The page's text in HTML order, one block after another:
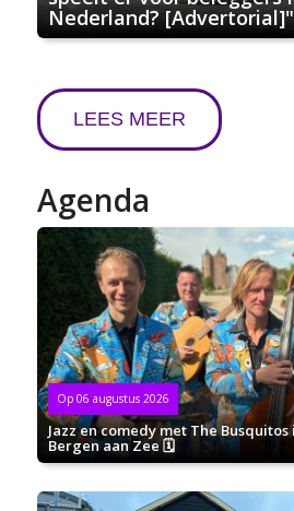
Nederland? [Advertorial]"
LEES MEER
Agenda
Op 06 augustus 2026
Jazz en comedy met The
Bergen aan Zee 🗓